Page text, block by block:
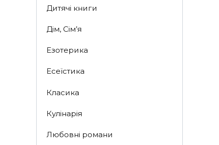
Дитячі книги
Дім, Сім’я
Езотерика
Есеїстика
Класика
Кулінарія
Любовні романи